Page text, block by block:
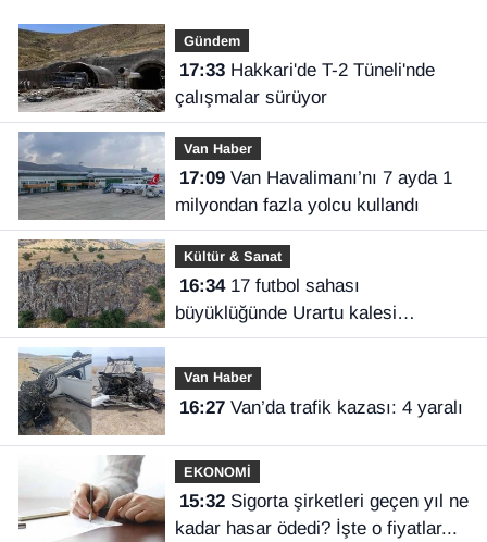
Gündem
17:33Hakkari'de T-2 Tüneli'nde
çalışmalar sürüyor
Van Haber
17:09Van Havalimanı’nı 7 ayda 1
milyondan fazla yolcu kullandı
Kültür & Sanat
16:3417 futbol sahası
büyüklüğünde Urartu kalesi
keşfedildi
Van Haber
16:27 Van’da trafik kazası: 4 yaralı
EKONOMİ
15:32Sigorta şirketleri geçen yıl ne
kadar hasar ödedi? İşte o fiyatlar...